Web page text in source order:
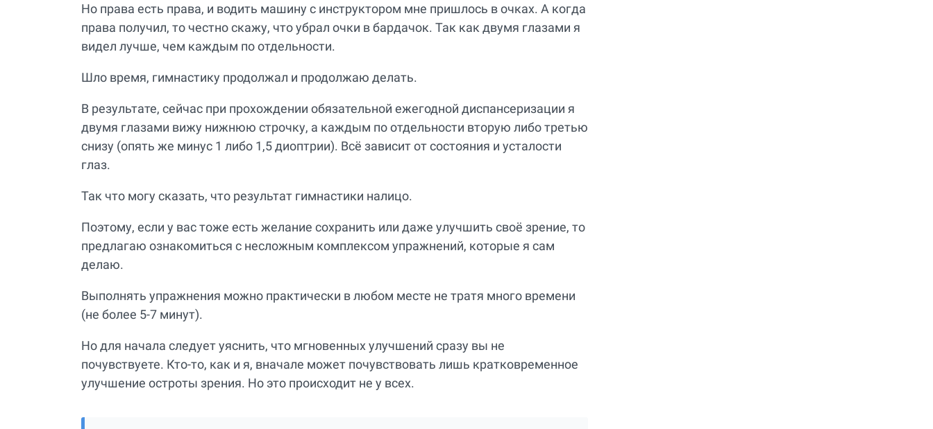
Но права есть права, и водить машину с инструктором мне пришлось в очках. А когда
права получил, то честно скажу, что убрал очки в бардачок. Так как двумя глазами я
видел лучше, чем каждым по отдельности.
Шло время, гимнастику продолжал и продолжаю делать.
В результате, сейчас при прохождении обязательной ежегодной диспансеризации я
двумя глазами вижу нижнюю строчку, а каждым по отдельности вторую либо третью
снизу (опять же минус 1 либо 1,5 диоптрии). Всё зависит от состояния и усталости
глаз.
Так что могу сказать, что результат гимнастики налицо.
Поэтому, если у вас тоже есть желание сохранить или даже улучшить своё зрение, то
предлагаю ознакомиться с несложным комплексом упражнений, которые я сам
делаю.
Выполнять упражнения можно практически в любом месте не тратя много времени
(не более 5-7 минут).
Но для начала следует уяснить, что мгновенных улучшений сразу вы не
почувствуете. Кто-то, как и я, вначале может почувствовать лишь кратковременное
улучшение остроты зрения. Но это происходит не у всех.